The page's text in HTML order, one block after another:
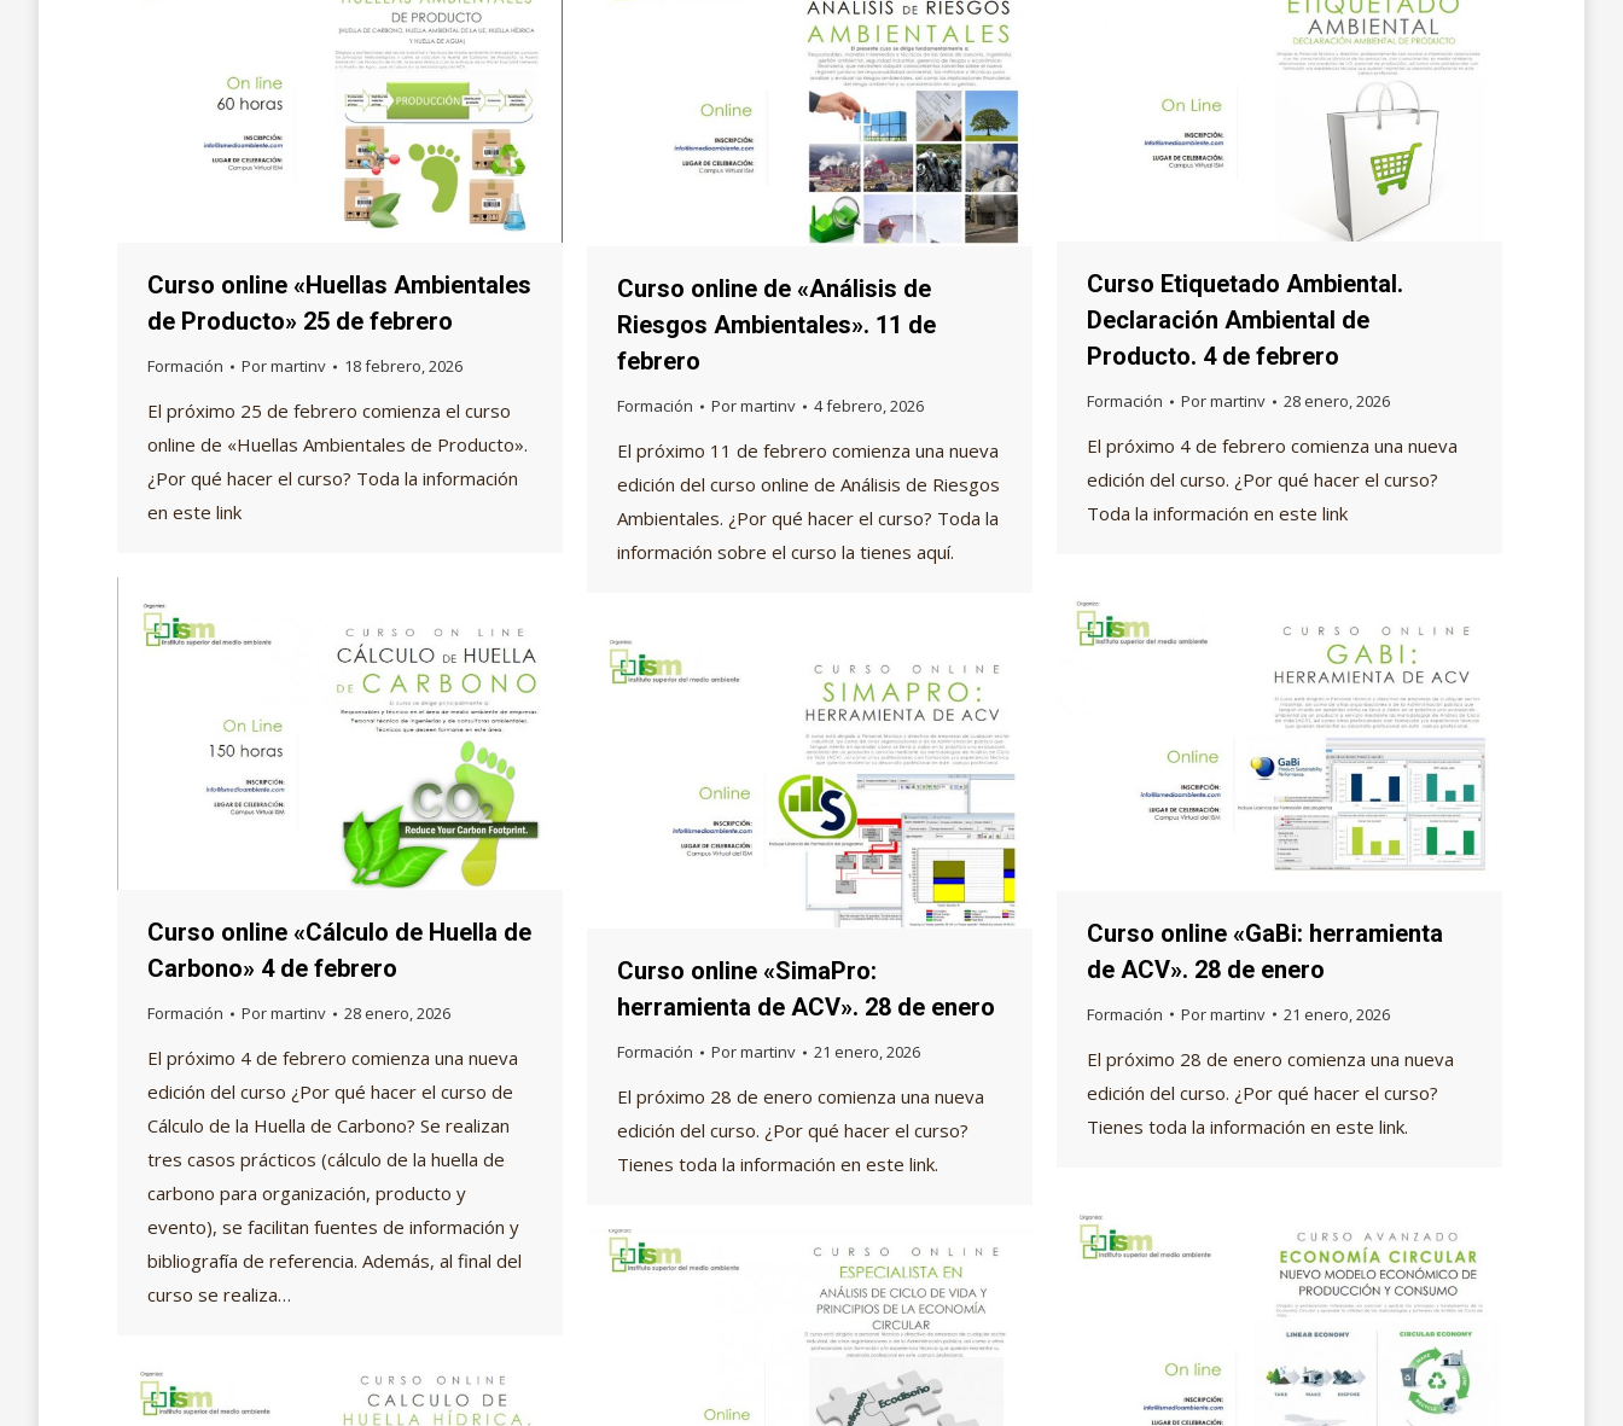
Curso online «Huellas Ambientales
de Producto» 25 de febrero
Formación Pormartinv 18 febrero, 2026
El próximo 25 de febrero comienza el curso
online de «Huellas Ambientales de Producto».
¿Por qué hacer el curso? Toda la información
en este link
Curso online de «Análisis de
Riesgos Ambientales». 11 de
febrero
Formación Pormartinv 4 febrero, 2026
El próximo 11 de febrero comienza una nueva
edición del curso online de Análisis de Riesgos
Ambientales. ¿Por qué hacer el curso? Toda la
información sobre el curso la tienes aquí.
Curso Etiquetado Ambiental.
Declaración Ambiental de
Producto. 4 de febrero
Formación Pormartinv 28 enero, 2026
El próximo 4 de febrero comienza una nueva
edición del curso. ¿Por qué hacer el curso?
Toda la información en este link
Curso online «Cálculo de Huella de
Carbono» 4 de febrero
Formación Pormartinv 28 enero, 2026
El próximo 4 de febrero comienza una nueva
edición del curso ¿Por qué hacer el curso de
Cálculo de la Huella de Carbono? Se realizan
tres casos prácticos (cálculo de la huella de
carbono para organización, producto y
evento), se facilitan fuentes de información y
bibliografía de referencia. Además, al final del
curso se realiza…
Curso online «GaBi: herramienta
de ACV». 28 de enero
Formación Pormartinv 21 enero, 2026
El próximo 28 de enero comienza una nueva
edición del curso. ¿Por qué hacer el curso?
Tienes toda la información en este link.
Curso online «SimaPro:
herramienta de ACV». 28 de enero
Formación Pormartinv 21 enero, 2026
El próximo 28 de enero comienza una nueva
edición del curso. ¿Por qué hacer el curso?
Tienes toda la información en este link.